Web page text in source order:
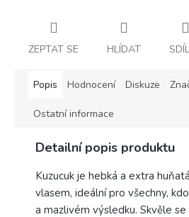
ZEPTAT SE HLÍDAT
Popis Hodnocení Diskuze
Ostatní informace
Detailní popis produktu
Kuzucuk je hebká a extra
vlasem, ideální pro všechny,
a mazlivém výsledku. Skvěle